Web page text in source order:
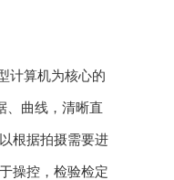
计算机为核心的
、曲线，清晰直
根据拍摄需要进
操控，检验检定